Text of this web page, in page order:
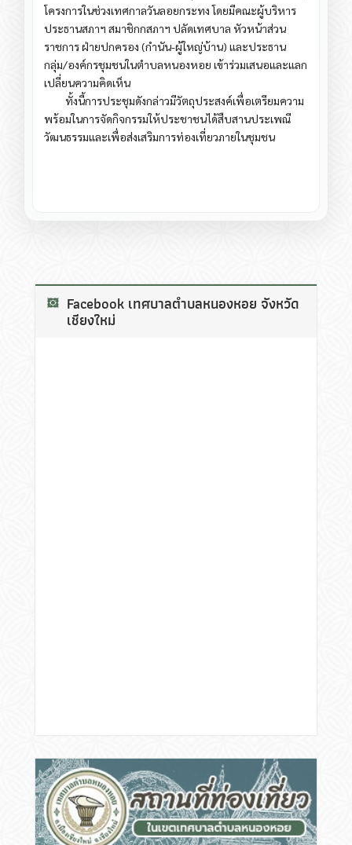
โครงการในช่วงเทศกาล​วันลอยกระทง​ โดยมีคณะผู้บริหาร​
ประธาน​สภาฯ​ สมาชิกกสภาฯ​ ปลัดเทศบาล​ หัวหน้าส่วน
ราชการ​ ฝ่ายปกครอง​ (กำนัน​-ผู้ใหญ่บ้าน)​ และประธาน
กลุ่ม/องค์กร​ชุมชนในตำบลหนองหอย​ เข้าร่วมเสนอและแลก
เปลี่ยนความคิดเห็น​
ทั้งนี้การประชุมดังกล่าวมีวัตถุประสงค์​เพื่อเตรียมความ
พร้อมในการจัดกิจกรรมให้ประชาชนได้สืบสานประเพณี
วัฒนธรรม​และเพื่อส่งเสริมการท่องเที่ยวภายในชุมชน
Facebook เทศบาลตำบลหนองหอย จังหวัด
เชียงใหม่